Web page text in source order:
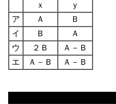
ｘ
ｙ
ア
Ａ
Ｂ
イ
Ｂ
Ａ
ウ
２Ｂ
Ａ－Ｂ
エ
Ａ－Ｂ Ａ－Ｂ